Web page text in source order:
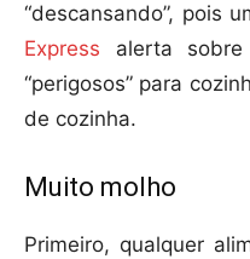
“descansando”, pois
Express alerta
“perigosos” para
de cozinha.
Muito molho
Primeiro, qualquer